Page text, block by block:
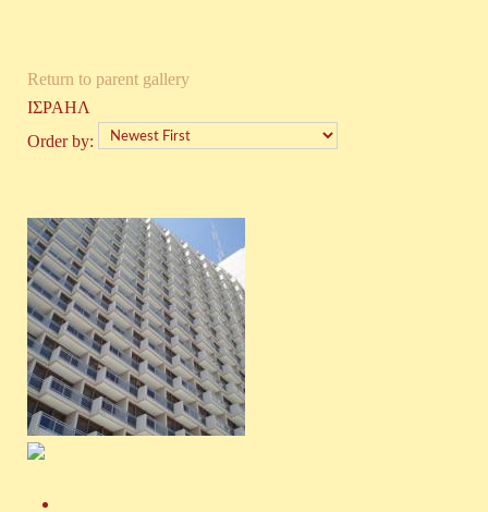
Return to parent gallery
ΙΣΡΑΗΛ
Order by: